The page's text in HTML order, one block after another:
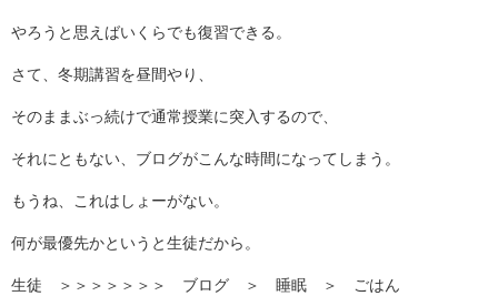
やろうと思えばいくらでも復習できる。
さて、冬期講習を昼間やり、
そのままぶっ続けで通常授業に突入するので、
それにともない、ブログがこんな時間になってしまう。
もうね、これはしょーがない。
何が最優先かというと生徒だから。
生徒 ＞＞＞＞＞＞＞ ブログ ＞ 睡眠 ＞ ごはん